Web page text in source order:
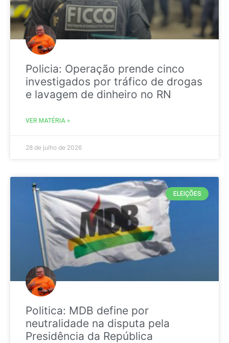
Policia: Operação prende cinco
investigados por tráfico de drogas
e lavagem de dinheiro no RN
VER MATÉRIA »
28 de julho de 2026
ELEIÇÕES
Politica: MDB define por
neutralidade na disputa pela
Presidência da República